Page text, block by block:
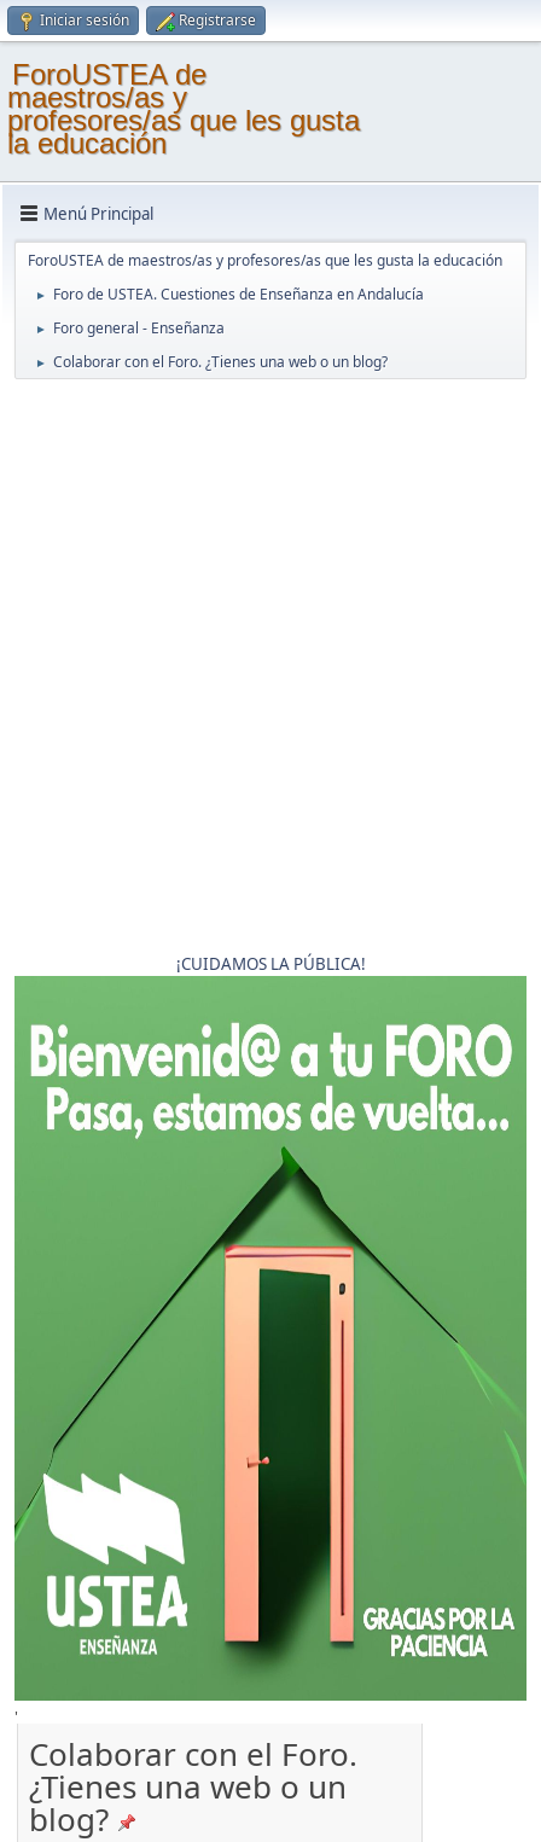
Iniciar sesión Registrarse
ForoUSTEA de
maestros/as y
profesores/as que les gusta
la educación
Menú Principal
ForoUSTEA de maestros/as y profesores/as que les gusta la educación
► Foro de USTEA. Cuestiones de Enseñanza en Andalucía
► Foro general - Enseñanza
► Colaborar con el Foro. ¿Tienes una web o un blog?
¡CUIDAMOS LA PÚBLICA!
'
Colaborar con el Foro.
¿Tienes una web o un
blog?